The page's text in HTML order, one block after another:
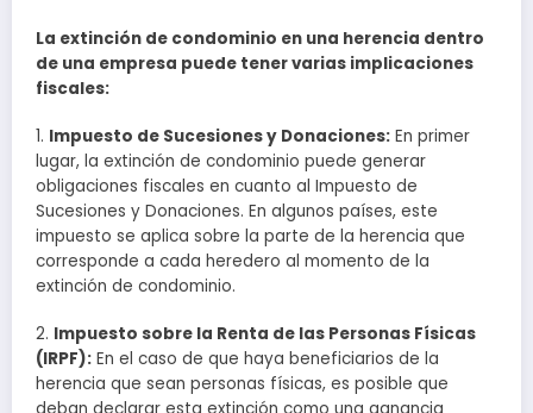
La extinción de condominio en una herencia dentro
de una empresa puede tener varias implicaciones
fiscales:
1. Impuesto de Sucesiones y Donaciones: En primer
lugar, la extinción de condominio puede generar
obligaciones fiscales en cuanto al Impuesto de
Sucesiones y Donaciones. En algunos países, este
impuesto se aplica sobre la parte de la herencia que
corresponde a cada heredero al momento de la
extinción de condominio.
2. Impuesto sobre la Renta de las Personas Físicas
(IRPF): En el caso de que haya beneficiarios de la
herencia que sean personas físicas, es posible que